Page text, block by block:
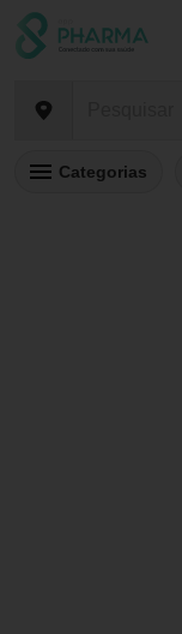
Categorias